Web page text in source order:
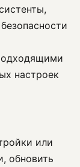
настроек
или
обновить